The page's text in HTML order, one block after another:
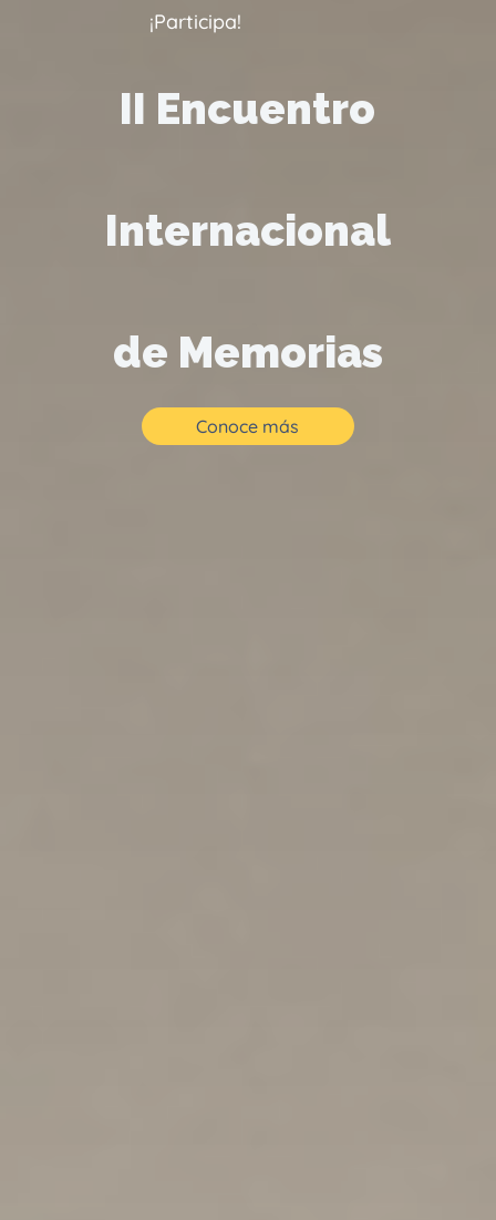
¡Participa!
II Encuentro
Internacional
de Memorias
Conoce más